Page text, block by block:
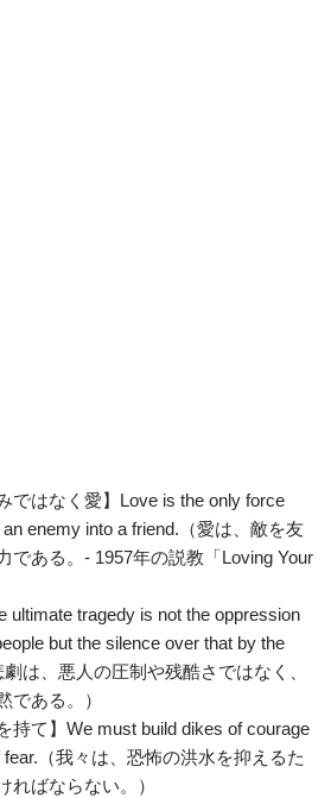
ではなく愛】Love is the only force
enemy into a friend.（愛は、敵を友
である。- 1957年の説教「Loving Your
ultimate tragedy is not the oppression
but the silence over that by the
は、悪人の圧制や残酷さではなく、
である。）
持て】We must build dikes of courage
（我々は、恐怖の洪水を抑えるた
ればならない。）